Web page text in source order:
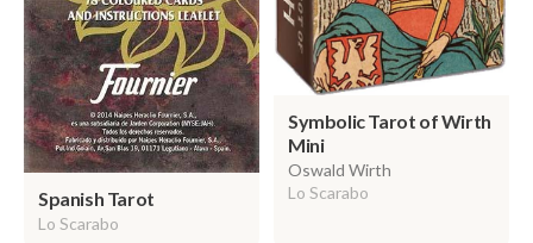
Spanish Tarot
Lo Scarabo
Symbolic Tarot of Wirth
Mini
Oswald Wirth
Lo Scarabo